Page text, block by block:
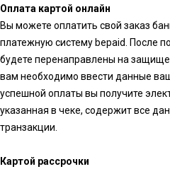
Оплата картой онлайн
Вы можете оплатить свой заказ
платежную систему bepaid. После
будете перенаправлены на
вам необходимо ввести данные
успешной оплаты вы получите
указанная в чеке, содержит все
транзакции.
Картой рассрочки